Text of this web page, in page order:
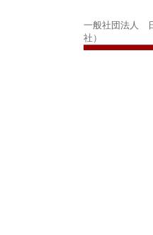
一般社団法人
社）